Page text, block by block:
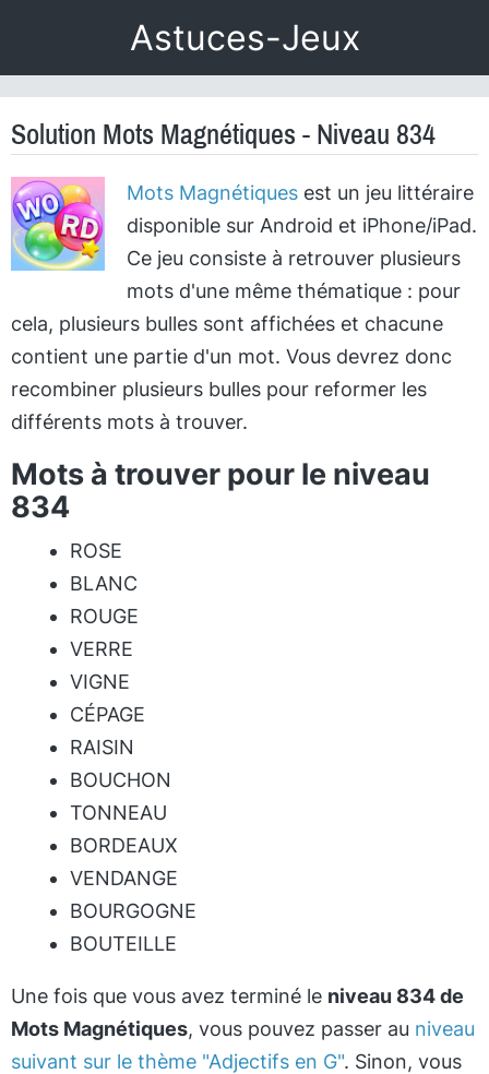
Astuces-Jeux
Solution Mots Magnétiques - Niveau 834
Mots Magnétiquesest un jeu littéraire
disponible sur Android et iPhone/iPad.
Ce jeu consiste à retrouver plusieurs
mots d'une même thématique : pour
cela, plusieurs bulles sont affichées et chacune
contient une partie d'un mot. Vous devrez donc
recombiner plusieurs bulles pour reformer les
différents mots à trouver.
Mots à trouver pour le niveau
834
ROSE
BLANC
ROUGE
VERRE
VIGNE
CÉPAGE
RAISIN
BOUCHON
TONNEAU
BORDEAUX
VENDANGE
BOURGOGNE
BOUTEILLE
Une fois que vous avez terminé le niveau 834 de
Mots Magnétiques, vous pouvez passer au niveau
suivant sur le thème "Adjectifs en G". Sinon, vous